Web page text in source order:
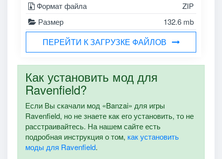
Формат файла
ZIP
Размер
132.6 mb
ПЕРЕЙТИ К ЗАГРУЗКЕ ФАЙЛОВ
Как установить мод для
Ravenfield?
Если Вы скачали мод «Banzai» для игры
Ravenfield, но не знаете как его установить, то не
расстраивайтесь. На нашем сайте есть
подробная инструкция о том, как установить
моды для Ravenfield.